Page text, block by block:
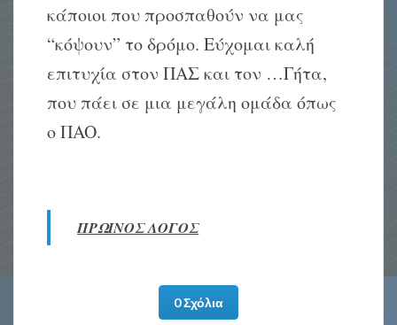
κάποιοι που προσπαθούν να μας
“κόψουν” το δρόμο. Eύχομαι καλή
επιτυχία στον ΠAΣ και τον …Γήτα,
που πάει σε μια μεγάλη ομάδα όπως
ο ΠAO.
ΠΡΩΙΝΟΣ ΛΟΓΟΣ
0 Σχόλια